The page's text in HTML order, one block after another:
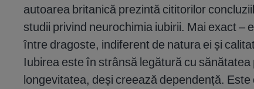
autoarea britanică prezintă cititorilor
studii privind neurochimia iubirii. Mai exact –
între dragoste, indiferent de natura ei și
Iubirea este în strânsă legătură cu sănătatea
longevitatea, deși creează dependență.